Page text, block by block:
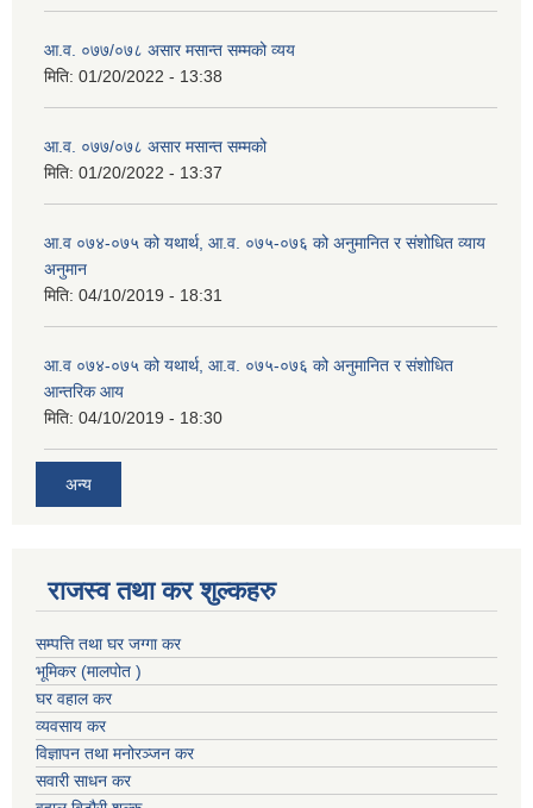
आ.व. ०७७/०७८ असार मसान्त सम्मको व्यय
मिति: 01/20/2022 - 13:38
आ.व. ०७७/०७८ असार मसान्त सम्मको
मिति: 01/20/2022 - 13:37
आ.व ०७४-०७५ को यथार्थ, आ.व. ०७५-०७६ को अनुमानित र संशोधित व्याय
अनुमान
मिति: 04/10/2019 - 18:31
आ.व ०७४-०७५ को यथार्थ, आ.व. ०७५-०७६ को अनुमानित र संशोधित
आन्तरिक आय
मिति: 04/10/2019 - 18:30
अन्य
राजस्व तथा कर शुल्कहरु
सम्पत्ति तथा घर जग्गा कर
भूमिकर (मालपोत )
घर वहाल कर
व्यवसाय कर
विज्ञापन तथा मनोरञ्जन कर
सवारी साधन कर